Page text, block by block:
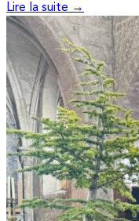
Lire la suite →